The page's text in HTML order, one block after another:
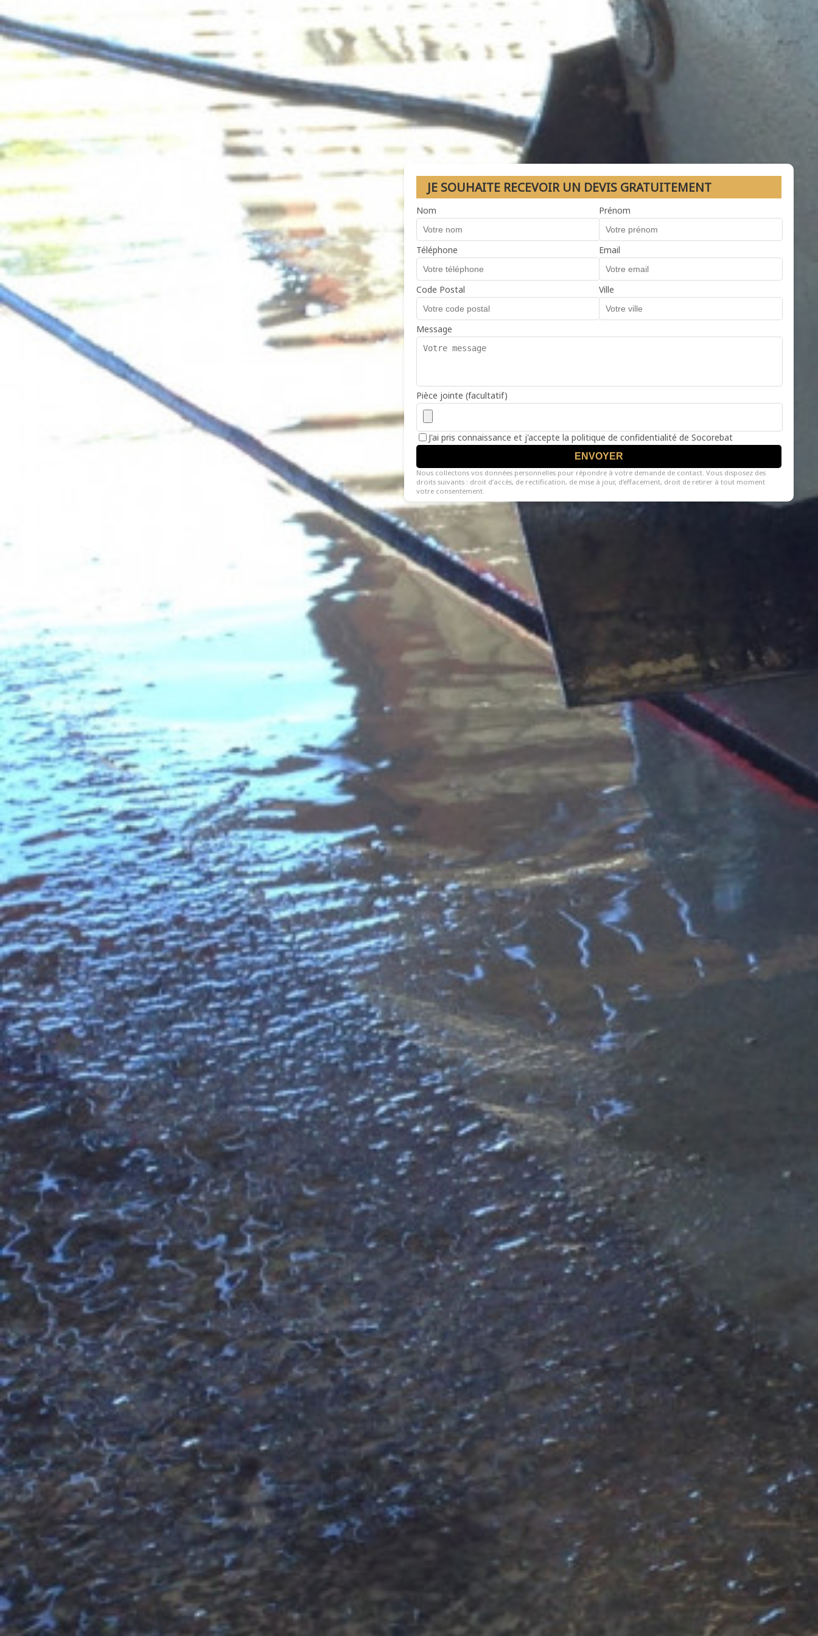
JE SOUHAITE RECEVOIR UN DEVIS GRATUITEMENT
Nom Prénom
Téléphone Email
Code Postal Ville
Message
Pièce jointe (facultatif)
J'ai pris connaissance et j'accepte la politique de confidentialité de Socorebat
ENVOYER
Nous collectons vos données personnelles pour répondre à votre demande de contact. Vous disposez des
droits suivants : droit d’accès, de rectification, de mise à jour, d’effacement, droit de retirer à tout moment
votre consentement.